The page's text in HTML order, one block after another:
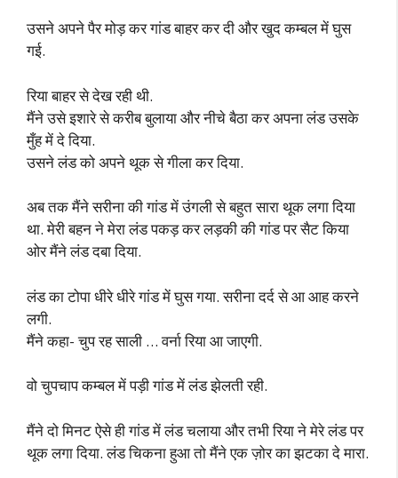
उसने अपने पैर मोड़ कर गांड बाहर कर दी और खुद कम्बल में घुस
गई.
रिया बाहर से देख रही थी.
मैंने उसे इशारे से करीब बुलाया और नीचे बैठा कर अपना लंड उसके
मुँह में दे दिया.
उसने लंड को अपने थूक से गीला कर दिया.
अब तक मैंने सरीना की गांड में उंगली से बहुत सारा थूक लगा दिया
था. मेरी बहन ने मेरा लंड पकड़ कर लड़की की गांड पर सैट किया
ओर मैंने लंड दबा दिया.
लंड का टोपा धीरे धीरे गांड में घुस गया. सरीना दर्द से आ आह करने
लगी.
मैंने कहा- चुप रह साली … वर्ना रिया आ जाएगी.
वो चुपचाप कम्बल में पड़ी गांड में लंड झेलती रही.
मैंने दो मिनट ऐसे ही गांड में लंड चलाया और तभी रिया ने मेरे लंड पर
थूक लगा दिया. लंड चिकना हुआ तो मैंने एक ज़ोर का झटका दे मारा.